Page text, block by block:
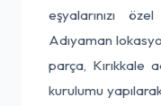
eşyalarınızı
Adıyaman
parça, Kırıkkale
kurulumu